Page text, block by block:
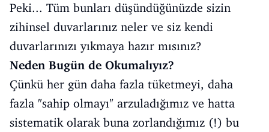
Peki... Tüm bunları düşündüğünüzde sizin
zihinsel duvarlarınız neler ve siz kendi
duvarlarınızı yıkmaya hazır mısınız?
Neden Bugün de Okumalıyız?
Çünkü her gün daha fazla tüketmeyi, daha
fazla "sahip olmayı" arzuladığımız ve hatta
sistematik olarak buna zorlandığımız (!) bu